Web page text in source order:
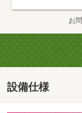
ファミリーマート
※当社に初めて
方に限ります。
※当社で銀行事
お
設備仕様